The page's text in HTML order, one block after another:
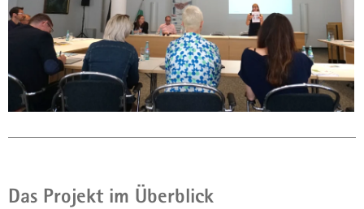
Das Projekt im Überblick